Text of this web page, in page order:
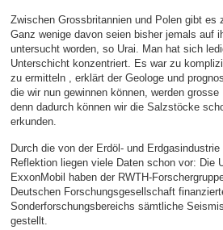
Zwischen Grossbritannien und Polen gibt es
Ganz wenige davon seien bisher jemals auf
untersucht worden, so Urai. Man hat sich
Unterschicht konzentriert. Es war zu
zu ermitteln , erklärt der Geologe und
die wir nun gewinnen können, werden grosse
denn dadurch können wir die Salzstöcke
erkunden.
Durch die von der Erdöl- und
Reflektion liegen viele Daten schon vor: Die
ExxonMobil haben der RWTH-
Deutschen Forschungsgesellschaft
Sonderforschungsbereichs sämtliche
gestellt.